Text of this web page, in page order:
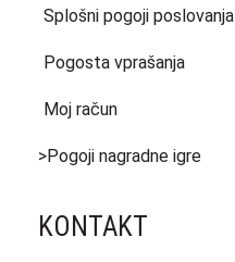
Splošni pogoji poslovanja
Pogosta vprašanja
Moj račun
>Pogoji nagradne igre
KONTAKT